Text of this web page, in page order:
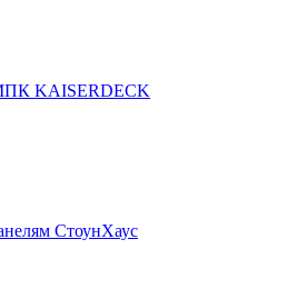
KAISERDECK
СтоунХаус